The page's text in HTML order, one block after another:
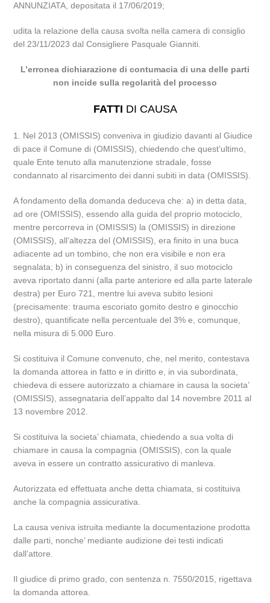
ANNUNZIATA, depositata il 17/06/2019;
udita la relazione della causa svolta nella camera di consiglio
del 23/11/2023 dal Consigliere Pasquale Gianniti.
L’erronea dichiarazione di contumacia di una delle parti
non incide sulla regolarità del processo
FATTI DI CAUSA
1. Nel 2013 (OMISSIS) conveniva in giudizio davanti al Giudice
di pace il Comune di (OMISSIS), chiedendo che quest’ultimo,
quale Ente tenuto alla manutenzione stradale, fosse
condannato al risarcimento dei danni subiti in data (OMISSIS).
A fondamento della domanda deduceva che: a) in detta data,
ad ore (OMISSIS), essendo alla guida del proprio motociclo,
mentre percorreva in (OMISSIS) la (OMISSIS) in direzione
(OMISSIS), all’altezza del (OMISSIS), era finito in una buca
adiacente ad un tombino, che non era visibile e non era
segnalata; b) in conseguenza del sinistro, il suo motociclo
aveva riportato danni (alla parte anteriore ed alla parte laterale
destra) per Euro 721, mentre lui aveva subito lesioni
(precisamente: trauma escoriato gomito destro e ginocchio
destro), quantificate nella percentuale del 3% e, comunque,
nella misura di 5.000 Euro.
Si costituiva il Comune convenuto, che, nel merito, contestava
la domanda attorea in fatto e in diritto e, in via subordinata,
chiedeva di essere autorizzato a chiamare in causa la societa’
(OMISSIS), assegnataria dell’appalto dal 14 novembre 2011 al
13 novembre 2012.
Si costituiva la societa’ chiamata, chiedendo a sua volta di
chiamare in causa la compagnia (OMISSIS), con la quale
aveva in essere un contratto assicurativo di manleva.
Autorizzata ed effettuata anche detta chiamata, si costituiva
anche la compagnia assicurativa.
La causa veniva istruita mediante la documentazione prodotta
dalle parti, nonche’ mediante audizione dei testi indicati
dall’attore.
Il giudice di primo grado, con sentenza n. 7550/2015, rigettava
la domanda attorea.